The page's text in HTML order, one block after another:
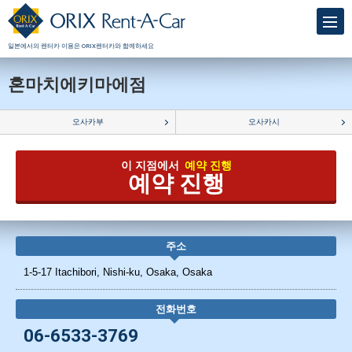
일본에서의 렌터카 이용은 ORIX렌터카와 함께하세요
혼마치에키마에점
오사카부 오사카시
이 지점에서 예약 진행
예약 진행
주소
1-5-17 Itachibori, Nishi-ku, Osaka, Osaka
전화번호
06-6533-3769